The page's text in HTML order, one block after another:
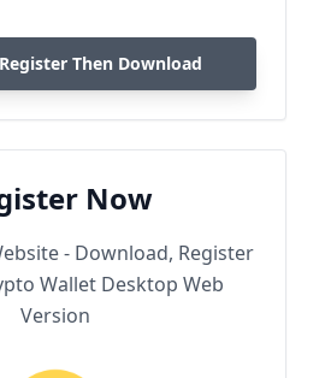
Then Download
Now
- Download, Register
Wallet Desktop Web
Version